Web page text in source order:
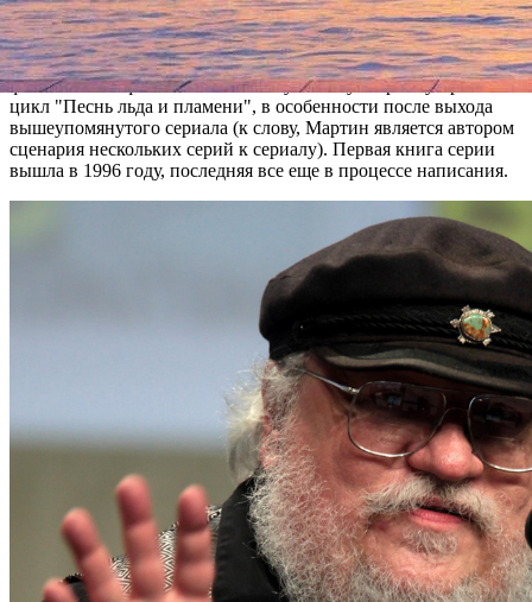
Напомним, американский писатель Джордж Мартин стал
известен в 1970-е-1980-е благодаря публикациям в жанре
фантастики и фэнтези. Наибольшую славу Мартину принес
цикл "Песнь льда и пламени", в особенности после выхода
вышеупомянутого сериала (к слову, Мартин является автором
сценария нескольких серий к сериалу). Первая книга серии
вышла в 1996 году, последняя все еще в процессе написания.